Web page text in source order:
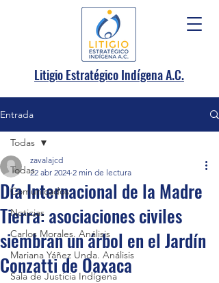
Litigio Estratégico Indígena A.C.
Entrada
Todas
Comunicados
Noticias
Carlos Morales. Análisis
Mariana Yáñez Unda. Análisis
Sala de Justicia Indígena
Todas
Día Internacional de la Madre
Tierra: asociaciones civiles
siembran un árbol en el Jardín
Conzatti de Oaxaca
zavalajcd
22 abr 2024 2 min de lectura